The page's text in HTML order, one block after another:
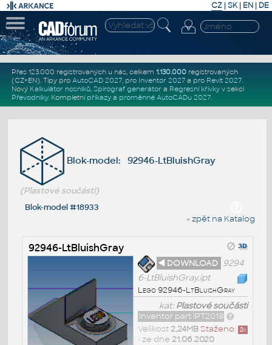
CZ | SK| EN | DE
Přes 123.000 registrovaných u nás, celkem 1.130.000registrovaných
(CZ+EN). Tipy pro AutoCAD 2027, pro Inventor 2027a pro Revit 2027.
Nový Kalkulátor nosníků, Spirograf generátor a Regresní křivkyv sekci
Převodníky. Kompletní příkazya proměnné AutoCADu 2027.
Blok-model: 92946-LtBluishGray
(Plastové součásti)
Blok-model #18933
« zpět na Katalog
92946-LtBluishGray
◄ DOWNLOAD 9294
6-LtBluishGray.ipt
Lego 92946-LtBluishGray
kat:Plastové součásti
Inventor part IPT2019
Staženo: 2x
Velikost 2,24MB
• ze dne 21.06.2020